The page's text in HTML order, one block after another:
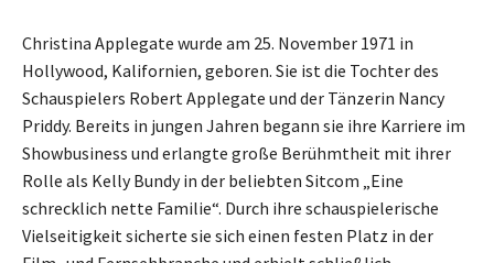
Christina Applegate wurde am 25. November 1971 in
Hollywood, Kalifornien, geboren. Sie ist die Tochter des
Schauspielers Robert Applegate und der Tänzerin Nancy
Priddy. Bereits in jungen Jahren begann sie ihre Karriere im
Showbusiness und erlangte große Berühmtheit mit ihrer
Rolle als Kelly Bundy in der beliebten Sitcom „Eine
schrecklich nette Familie“. Durch ihre schauspielerische
Vielseitigkeit sicherte sie sich einen festen Platz in der